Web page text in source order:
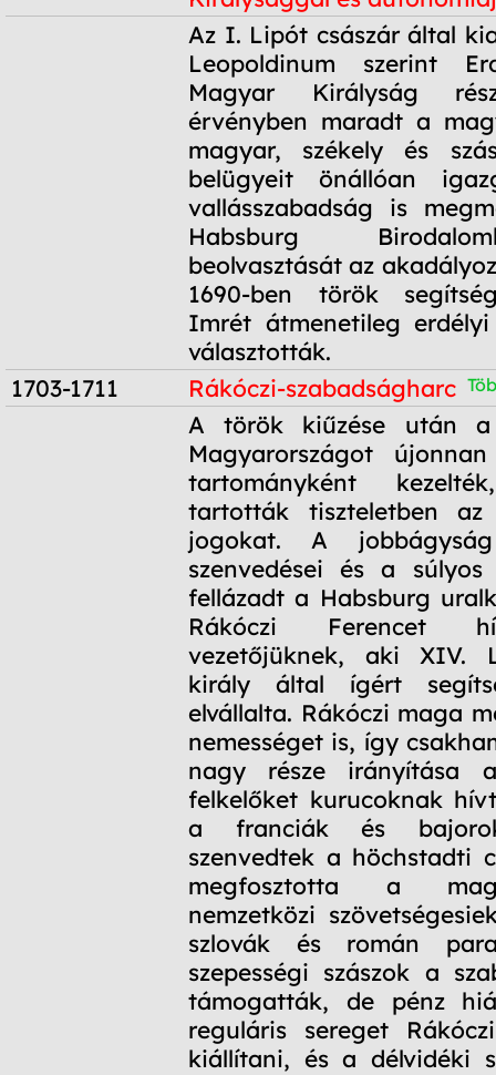
Az I. Lipót császár által
Leopoldinum szerint
Magyar Királyság
érvényben maradt a
magyar, székely és
belügyeit önállóan
vallásszabadság is
Habsburg
beolvasztását az
1690-ben török
Imrét átmenetileg erdélyi
választották.
1703-1711
Rákóczi-szabadságharc
A török kiűzése után a
Magyarországot
tartományként
tartották tiszteletben az
jogokat. A
szenvedései és a
fellázadt a Habsburg
Rákóczi Ferencet
vezetőjüknek, aki XIV.
király által ígért
elvállalta. Rákóczi maga
nemességet is, így
nagy része irányítása
felkelőket kurucoknak
a franciák és
szenvedtek a höchstadti
megfosztotta a
nemzetközi
szlovák és román
szepességi szászok a
támogatták, de pénz
reguláris sereget
kiállítani, és a délvidéki